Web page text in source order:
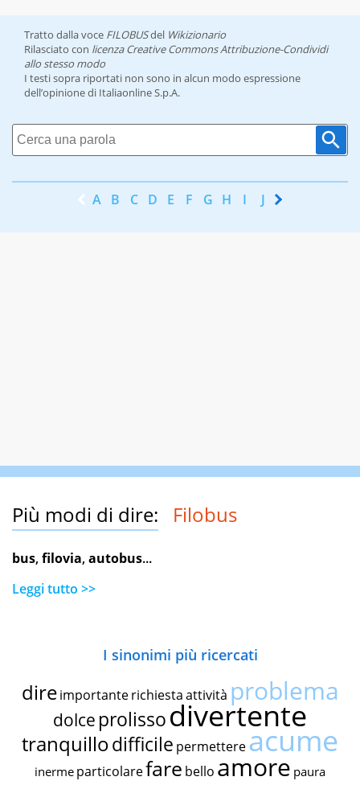
Tratto dalla voce FILOBUSdel Wikizionario
Rilasciato con licenza Creative Commons Attribuzione-Condividi
allo stesso modo
I testi sopra riportati non sono in alcun modo espressione
dell’opinione di Italiaonline S.p.A.
A B C D E F G H I J K
Più modi di dire: Filobus
bus,filovia,autobus...
Leggi tutto >>
I sinonimi più ricercati
dire importante richiestaattività problema
dolce prolissodivertente
tranquillodifficile permettereacume
inerme particolarefare bello amore paura